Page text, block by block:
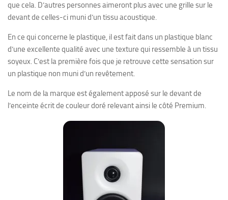
que cela. D’autres personnes aimeront plus avec une grille sur le
devant de celles-ci muni d’un tissu acoustique.
En ce qui concerne le plastique, il est fait dans un plastique blanc
d’une excellente qualité avec une texture qui ressemble à un tissu
soyeux. C’est la première fois que je retrouve cette sensation sur
un plastique non muni d’un revêtement.
Le nom de la marque est également apposé sur le devant de
l’enceinte écrit de couleur doré relevant ainsi le côté Premium.